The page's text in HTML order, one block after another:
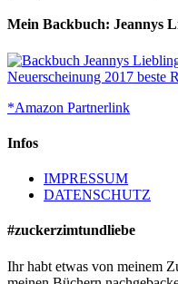
Mein Backbuch: Jeannys
*Amazon Partnerlink
Infos
IMPRESSUM
DATENSCHUTZ
#zuckerzimtundliebe
Ihr habt etwas von meinem